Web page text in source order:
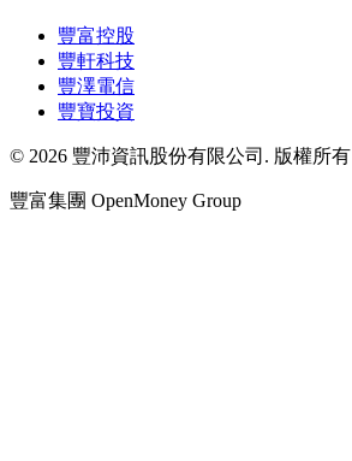
豐富控股
豐軒科技
豐澤電信
豐寶投資
© 2026 豐沛資訊股份有限公司. 版權所有
豐富集團 OpenMoney Group